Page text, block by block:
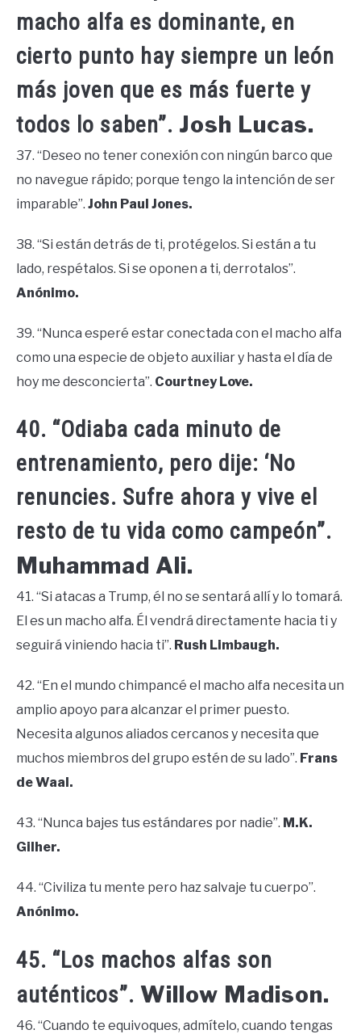
macho alfa es dominante, en
cierto punto hay siempre un león
más joven que es más fuerte y
todos lo saben”. Josh Lucas.
37. “Deseo no tener conexión con ningún barco que
no navegue rápido; porque tengo la intención de ser
imparable”. John Paul Jones.
38. “Si están detrás de ti, protégelos. Si están a tu
lado, respétalos. Si se oponen a ti, derrotalos”.
Anónimo.
39. “Nunca esperé estar conectada con el macho alfa
como una especie de objeto auxiliar y hasta el día de
hoy me desconcierta”. Courtney Love.
40. “Odiaba cada minuto de
entrenamiento, pero dije: ‘No
renuncies. Sufre ahora y vive el
resto de tu vida como campeón”.
Muhammad Ali.
41. “Si atacas a Trump, él no se sentará allí y lo tomará.
El es un macho alfa. Él vendrá directamente hacia ti y
seguirá viniendo hacia ti”. Rush Limbaugh.
42. “En el mundo chimpancé el macho alfa necesita un
amplio apoyo para alcanzar el primer puesto.
Necesita algunos aliados cercanos y necesita que
muchos miembros del grupo estén de su lado”. Frans
de Waal.
43. “Nunca bajes tus estándares por nadie”. M.K.
Gilher.
44. “Civiliza tu mente pero haz salvaje tu cuerpo”.
Anónimo.
45. “Los machos alfas son
auténticos”. Willow Madison.
46. “Cuando te equivoques, admítelo, cuando tengas